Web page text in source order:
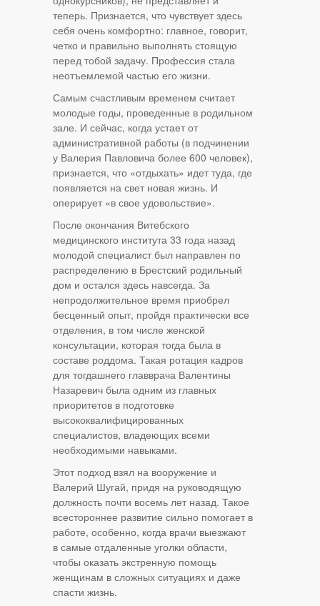
теперь. Признается, что чувствует здесь
себя очень комфортно: главное, говорит,
четко и правильно выполнять стоящую
перед тобой задачу. Профессия стала
неотъемлемой частью его жизни.
Самым счастливым временем считает
молодые годы, проведенные в родильном
зале. И сейчас, когда устает от
административной работы (в подчинении
у Валерия Павловича более 600 человек),
признается, что «отдыхать» идет туда, где
появляется на свет новая жизнь. И
оперирует «в свое удовольствие».
После окончания Витебского
медицинского института 33 года назад
молодой специалист был направлен по
распределению в Брестский родильный
дом и остался здесь навсегда. За
непродолжительное время приобрел
бесценный опыт, пройдя практически все
отделения, в том числе женской
консультации, которая тогда была в
составе роддома. Такая ротация кадров
для тогдашнего главврача Валентины
Назаревич была одним из главных
приоритетов в подготовке
высококвалифицированных
специалистов, владеющих всеми
необходимыми навыками.
Этот подход взял на вооружение и
Валерий Шугай, придя на руководящую
должность почти восемь лет назад. Такое
всестороннее развитие сильно помогает в
работе, особенно, когда врачи выезжают
в самые отдаленные уголки области,
чтобы оказать экстренную помощь
женщинам в сложных ситуациях и даже
спасти жизнь.